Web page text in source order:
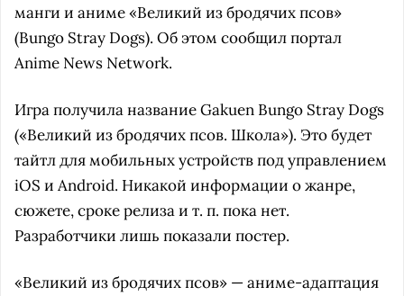
манги и аниме «Великий из бродячих псов»
(Bungo Stray Dogs). Об этом сообщил портал
Anime News Network.
Игра получила название Gakuen Bungo Stray Dogs
(«Великий из бродячих псов. Школа»). Это будет
тайтл для мобильных устройств под управлением
iOS и Android. Никакой информации о жанре,
сюжете, сроке релиза и т. п. пока нет.
Разработчики лишь показали постер.
«Великий из бродячих псов» — аниме-адаптация